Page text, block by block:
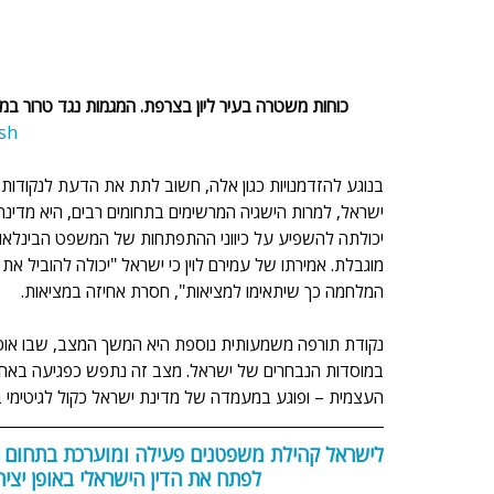
כוחות משטרה בעיר ליון בצרפת. המגמות נגד טרור
בנוגע להזדמנויות כגון אלה, חשוב לתת את הדעת
ישראל, למרות הישגיה המרשימים בתחומים רבים, היא
יכולתה להשפיע על כיווני ההתפתחות של המשפט
מוגבלת. אמירתו של עמירם לוין כי ישראל "יכולה להוביל
המלחמה כך שיתאימו למציאות", חסרת אחיזה במציאות.
נקודת תורפה משמעותית נוספת היא המשך המצב, שבו
במוסדות הנבחרים של ישראל. מצב זה נתפש כפגיעה
העצמית – ופוגע במעמדה של מדינת ישראל כקול
לישראל קהילת משפטנים פעילה ומוערכת בתחום
לפתח את הדין הישראלי באופן